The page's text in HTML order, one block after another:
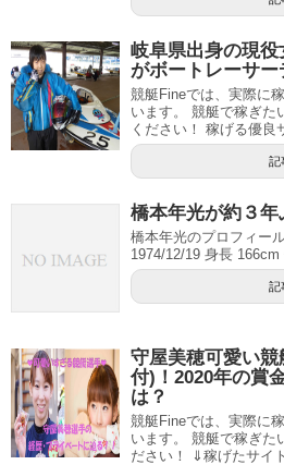
岐阜県出身の現
がボートレーサー
競艇Fineでは、実際に
います。 競艇で稼ぎた
ください！ 稼げる優良
記
橋本年光が約３
橋本年光のプロフィー
1974/12/19 身長 166cm
記
守屋美穂可愛い
付)！2020年の賞
は？
競艇Fineでは、実際に
います。 競艇で稼ぎた
ださい！ ⇓稼げたサイ